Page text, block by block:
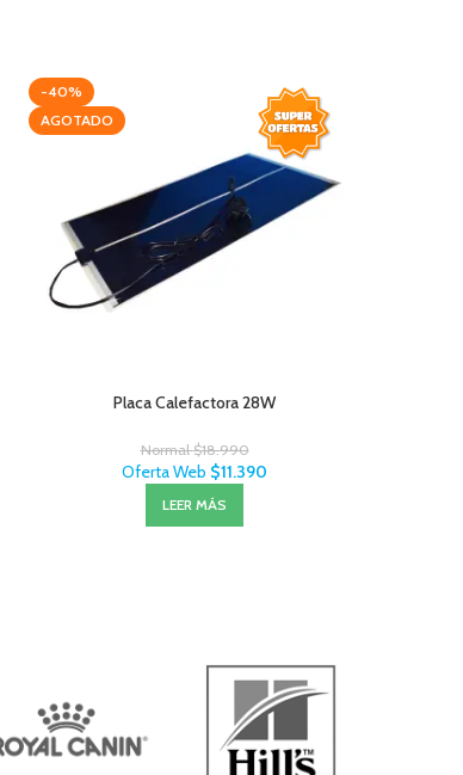
-40%
AGOTADO
Placa Calefactora 28W
Normal$18.990
Oferta Web $11.390
LEER MÁS